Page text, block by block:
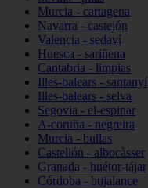
Murcia - cartagena
Navarra - castejón
Valencia - sedaví
Huesca - sariñena
Cantabria - limpias
Illes-balears - santanyí
Illes-balears - selva
Segovia - el-espinar
A-coruña - negreira
Murcia - bullas
Castellón - albocàsser
Granada - huétor-tájar
Córdoba - bujalance